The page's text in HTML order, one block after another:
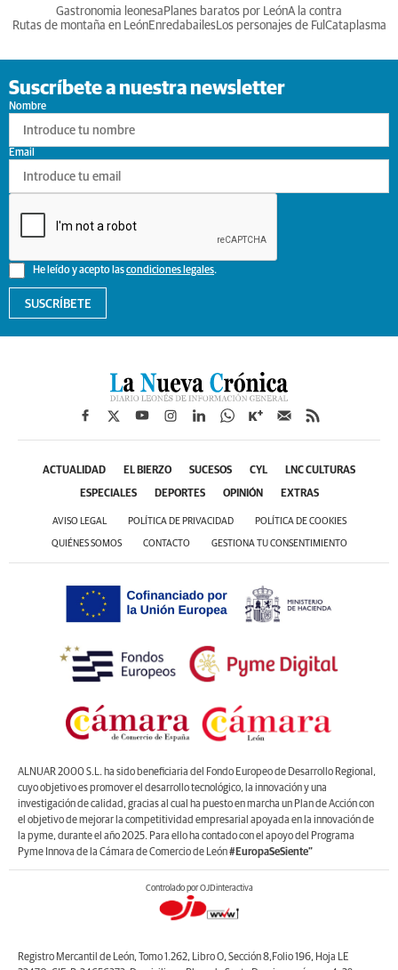
Gastronomia leonesa Planes baratos por LeónA la contra
Rutas de montaña en LeónEnredabailesLos personajes de Ful Cataplasma
Suscríbete a nuestra newsletter
Nombre
He leído y acepto lascondiciones legales.
Email
SUSCRÍBETE
ACTUALIDAD EL BIERZO SUCESOS CYL LNC CULTURAS
ESPECIALES DEPORTES OPINIÓN EXTRAS
AVISO LEGAL POLÍTICA DE PRIVACIDAD POLÍTICA DE COOKIES
QUIÉNES SOMOS CONTACTO GESTIONA TU CONSENTIMIENTO
ALNUAR 2000 S.L. ha sido beneficiaria del Fondo Europeo de Desarrollo Regional,
cuyo objetivo es promover el desarrollo tecnológico, la innovación y una
investigación de calidad, gracias al cual ha puesto en marcha un Plan de Acción con
el objetivo de mejorar la competitividad empresarial apoyada en la innovación de
la pyme, durante el año 2025. Para ello ha contado con el apoyo del Programa
Pyme Innova de la Cámara de Comercio de León#EuropaSeSiente”
Controlado por OJDinteractiva
Registro Mercantil de León, Tomo 1.262, Libro O, Sección 8,Folio 196, Hoja LE